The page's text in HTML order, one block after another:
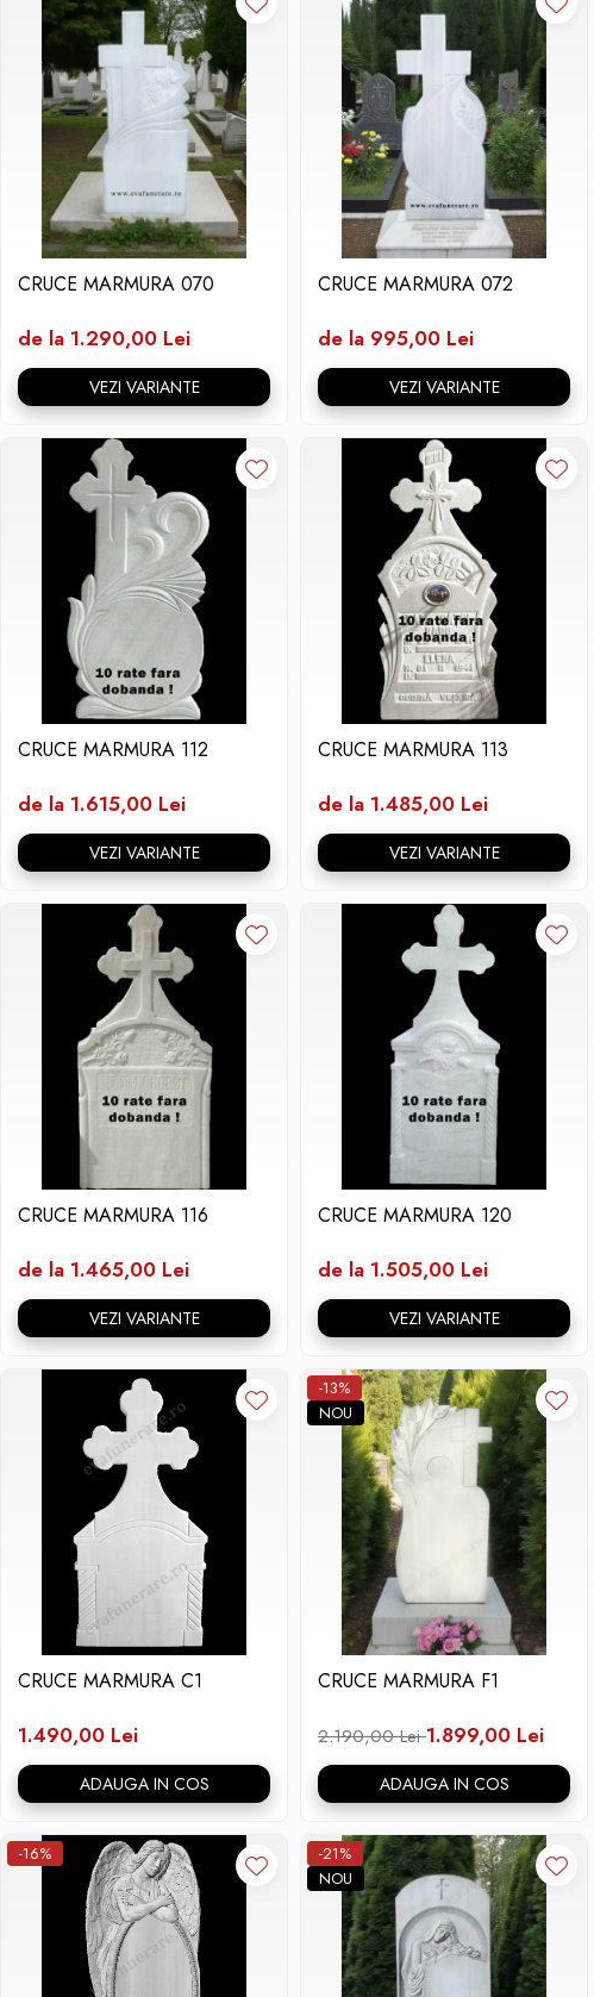
CRUCE MARMURA 070
de la 1.290,00 Lei
VEZI VARIANTE
CRUCE MARMURA 072
de la 995,00 Lei
VEZI VARIANTE
CRUCE MARMURA 112
de la 1.615,00 Lei
VEZI VARIANTE
CRUCE MARMURA 113
de la 1.485,00 Lei
VEZI VARIANTE
CRUCE MARMURA 116
de la 1.465,00 Lei
VEZI VARIANTE
CRUCE MARMURA 120
de la 1.505,00 Lei
VEZI VARIANTE
CRUCE MARMURA C1
1.490,00 Lei
ADAUGA IN COS
-13%
NOU
CRUCE MARMURA F1
2.190,00 Lei1.899,00 Lei
ADAUGA IN COS
-16%
-21%
NOU